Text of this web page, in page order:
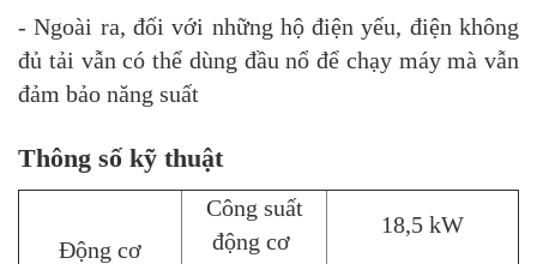
- Ngoài ra, đối với những hộ điện yếu, điện không
đủ tải vẫn có thể dùng đầu nổ để chạy máy mà vẫn
đảm bảo năng suất
Thông số kỹ thuật
Động cơ
Công suất
động cơ
18,5 kW